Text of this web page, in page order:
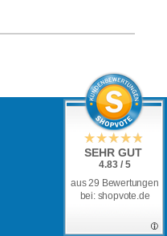
SEHR GUT
4.83 / 5
aus 29 Bewertungen
bei: shopvote.de